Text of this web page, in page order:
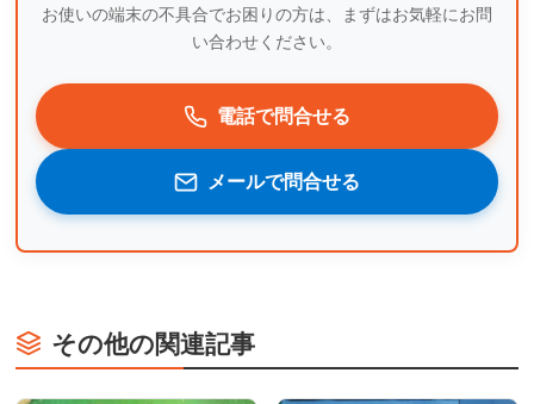
お使いの端末の不具合でお困りの方は、まずはお気軽にお問
い合わせください。
電話で問合せる
メールで問合せる
その他の関連記事